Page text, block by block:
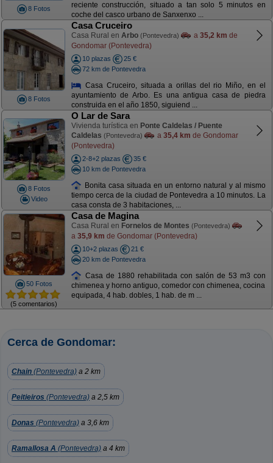
8 Fotos
reciente construcción, situado a tan solo 5 minutos en
coche del casco urbano de Sanxenxo ...
8 Fotos
Casa Cruceiro
Casa Rural en Arbo (Pontevedra) a 35,2 km de
Gondomar (Pontevedra)
10 plazas
25 €
72 km de Pontevedra
Casa Cruceiro, situada a orillas del rio Miño, en el
ayuntamiento de Arbo. Es una antigua casa de piedra
construida en el año 1850, siguiend ...
8 Fotos
Video
O Lar de Sara
Vivienda turística en Ponte Caldelas / Puente
Caldelas (Pontevedra) a 35,4 km de Gondomar
(Pontevedra)
2-8+2 plazas
35 €
10 km de Pontevedra
Bonita casa situada en un entorno natural y al mismo
tiempo cerca de la ciudad de Pontevedra a 10 minutos. La
casa consta de 3 habitaciones, ...
50 Fotos
(5 comentarios)
Casa de Magina
Casa Rural en Fornelos de Montes (Pontevedra)
a 35,9 km de Gondomar (Pontevedra)
10+2 plazas
21 €
20 km de Pontevedra
Casa de 1880 rehabilitada con salón de 53 m3 con
chimenea y horno antiguo, comedor con chimenea, cocina
equipada, 4 hab. dobles, 1 hab. de m ...
Cerca de Gondomar:
Chain (Pontevedra) a 2 km
Peitieiros (Pontevedra) a 2,5 km
Donas (Pontevedra) a 3,6 km
Ramallosa A (Pontevedra) a 4 km